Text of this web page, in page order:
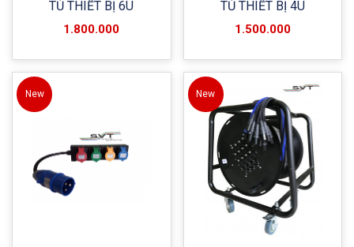
TỦ THIẾT BỊ 6U
1.800.000
TỦ THIẾT BỊ 4U
1.500.000
New New